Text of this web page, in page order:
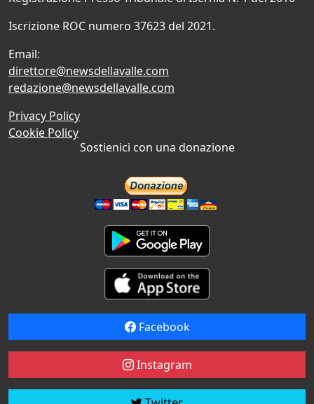
Iscrizione ROC numero 37623 del 2021.
Email:
direttore@newsdellavalle.com
redazione@newsdellavalle.com
Privacy Policy
Cookie Policy
Sostienici con una donazione
Facebook
Instagram